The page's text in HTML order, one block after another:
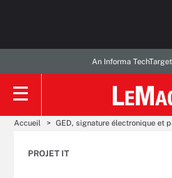
An Informa
Accueil GED, signature électronique et
PROJET IT